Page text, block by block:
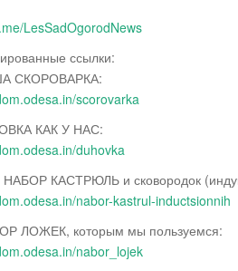
LesSadOgorodNews
ссылки:
СКОРОВАРКА:
scorovarka
КАК У НАС:
duhovka
КАСТРЮЛЬ и сковородок
nabor-kastrul-inductsionnih
ЛОЖЕК, которым мы пользуемся:
nabor_lojek